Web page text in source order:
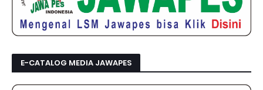
E-CATALOG MEDIA JAWAPES